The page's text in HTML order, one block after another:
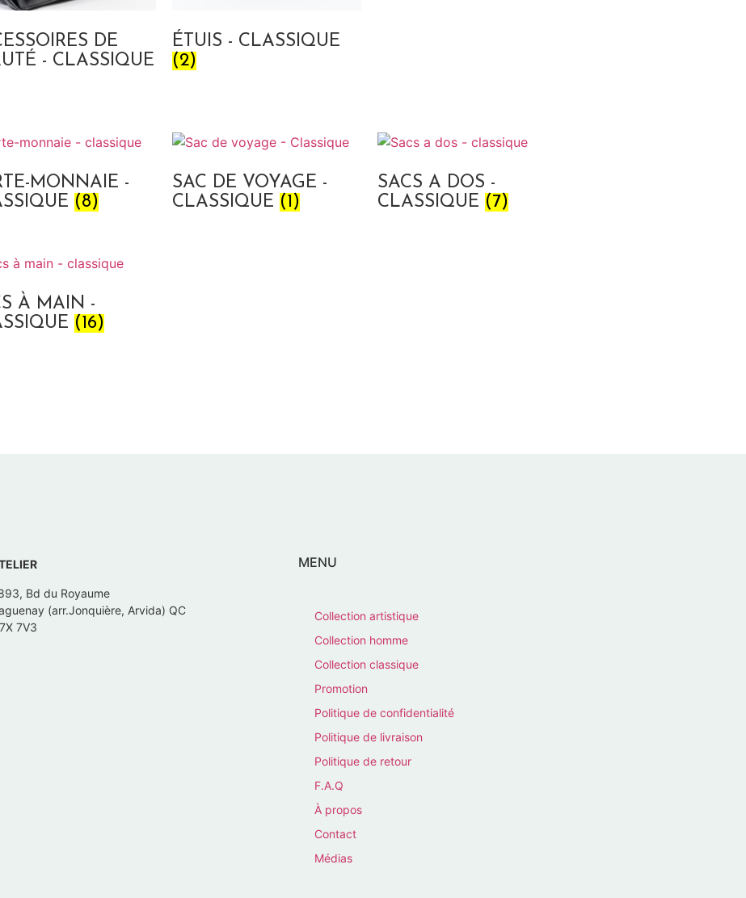
DE
- CLASSIQUE
ÉTUIS - CLASSIQUE
(2)
MONNAIE -
(8)
SAC DE VOYAGE -
CLASSIQUE (1)
SACS A DOS -
CLASSIQUE (7)
À MAIN -
(16)
Bd du Royaume
(arr.Jonquière, Arvida) QC
7V3
MENU
Collection artistique
Collection homme
Collection classique
Promotion
Politique de confidentialité
Politique de livraison
Politique de retour
F.A.Q
À propos
Contact
Médias